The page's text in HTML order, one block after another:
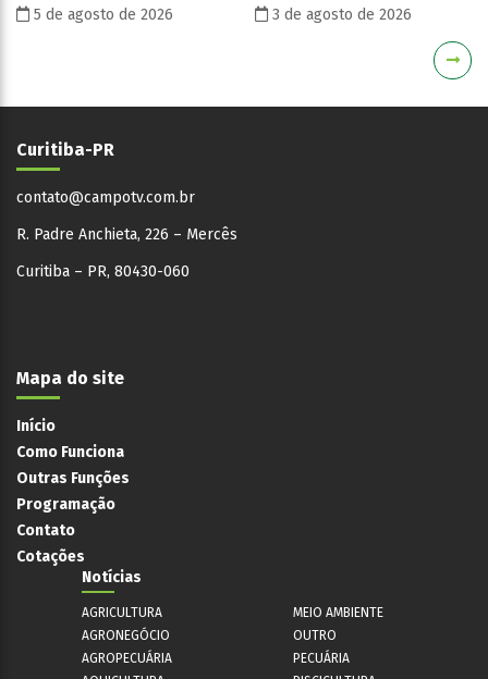
5 de agosto de 2026 3 de agosto de 2026
Curitiba-PR
contato@campotv.com.br
R. Padre Anchieta, 226 – Mercês
Curitiba – PR, 80430-060
Mapa do site
Início
Como Funciona
Outras Funções
Programação
Contato
Cotações
Notícias
AGRICULTURA
AGRONEGÓCIO
AGROPECUÁRIA
MEIO AMBIENTE
OUTRO
PECUÁRIA